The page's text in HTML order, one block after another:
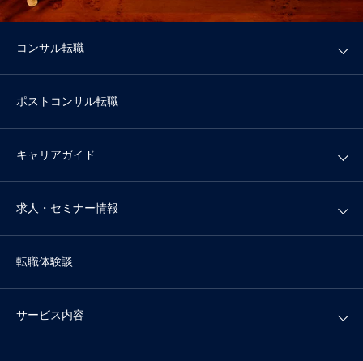
コンサル転職
ポストコンサル転職
キャリアガイド
求人・セミナー情報
転職体験談
サービス内容